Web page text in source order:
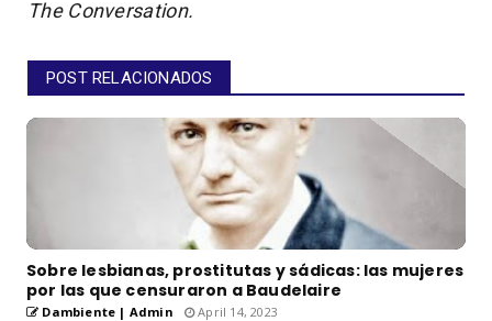
The Conversation.
POST RELACIONADOS
Sobre lesbianas, prostitutas y sádicas: las mujeres
por las que censuraron a Baudelaire
Dambiente | Admin April 14, 2023